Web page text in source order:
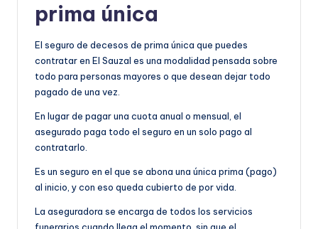
prima única
El seguro de decesos de prima única que puedes
contratar en El Sauzal es una modalidad pensada sobre
todo para personas mayores o que desean dejar todo
pagado de una vez.
En lugar de pagar una cuota anual o mensual, el
asegurado paga todo el seguro en un solo pago al
contratarlo.
Es un seguro en el que se abona una única prima (pago)
al inicio, y con eso queda cubierto de por vida.
La aseguradora se encarga de todos los servicios